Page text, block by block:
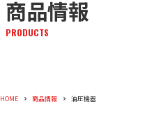
株主・投資家のみなさまへ
株主・株式情報
トピックス
切削工具
油圧機器
PDF版(Vol.別)
商品情報
PRODUCTS
HOME 商品情報 油圧機器